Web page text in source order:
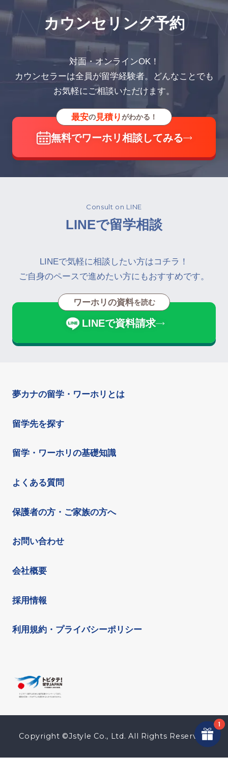
カウンセリング予約
対面・オンラインOK！
カウンセラーは全員が留学経験者。どんなことでも
お気軽にご相談いただけます。
最安の見積りがわかる！
無料でワーホリ相談してみる
Consult on LINE
LINEで留学相談
LINEで気軽に相談したい方はコチラ！
ご自身のペースで進めたい方にもおすすめです。
ワーホリの資料を読む
LINEで資料請求
夢カナの留学・ワーホリとは
留学先を探す
留学・ワーホリの基礎知識
よくある質問
保護者の方・ご家族の方へ
お問い合わせ
会社概要
採用情報
利用規約・プライバシーポリシー
Copyright ©Jstyle Co., Ltd. All Rights Reserved.